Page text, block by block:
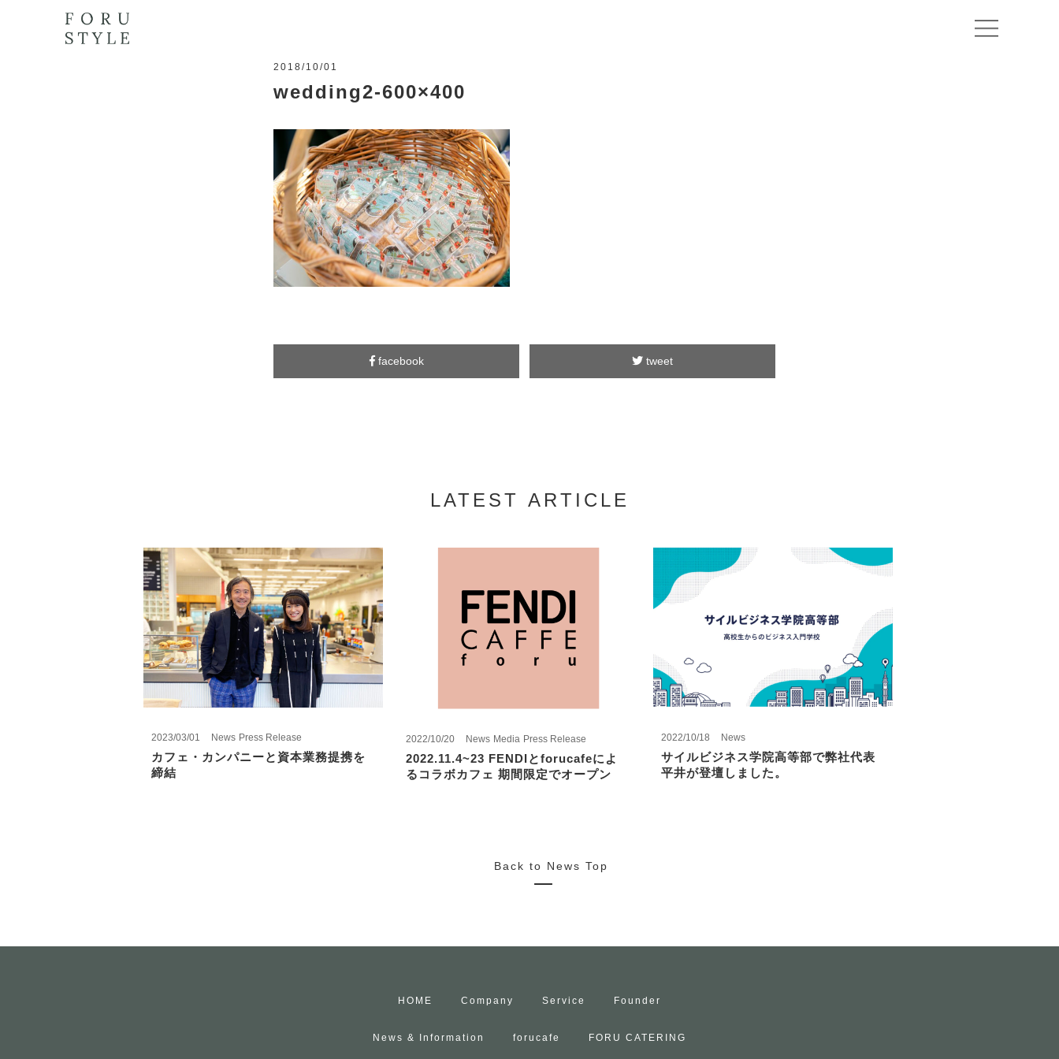
2018/10/01
wedding2-600×400
facebook tweet
LATEST ARTICLE
2023/03/01 News Press Release
カフェ・カンパニーと資本業務提携を
締結
2022/10/20 News Media Press Release
2022.11.4~23 FENDIとforucafeによ
るコラボカフェ 期間限定でオープン
2022/10/18 News
サイルビジネス学院高等部で弊社代表
平井が登壇しました。
Back to News Top
HOME Company Service Founder
News & Information forucafe FORU CATERING